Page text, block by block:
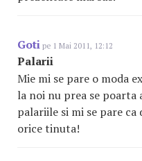
Goti pe 1 Mai 2011, 12:12
Palarii
Mie mi se pare o moda
la noi nu prea se poarta
palariile si mi se pare
orice tinuta!